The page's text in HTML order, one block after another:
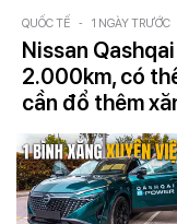
QUỐC TẾ - 1 NGÀY TRƯỚC
Nissan
2.000km, có
cần đổ thêm